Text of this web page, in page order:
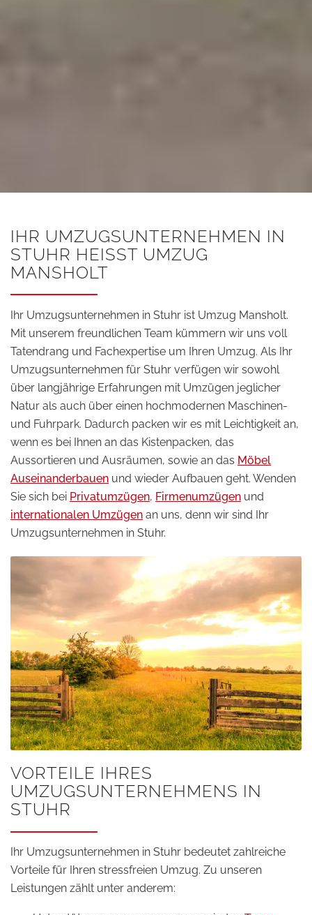
IHR UMZUGSUNTERNEHMEN IN
STUHR HEISST UMZUG M
ANSHOLT
Ihr Umzugsunternehmen in Stuhr ist Umzug Mansholt.
Mit unserem freundlichen Team kümmern wir uns voll
Tatendrang und Fachexpertise um Ihren Umzug. Als Ihr
Umzugsunternehmen für Stuhr verfügen wir sowohl
über langjährige Erfahrungen mit Umzügen jeglicher
Natur als auch über einen hochmodernen Maschinen-
und Fuhrpark. Dadurch packen wir es mit Leichtigkeit an,
wenn es bei Ihnen an das Kistenpacken, das
Aussortieren und Ausräumen, sowie an das Möbel
Auseinanderbauen und wieder Aufbauen geht. Wenden
Sie sich bei Privatumzügen, Firmenumzügen und
internationalen Umzügen an uns, denn wir sind Ihr
Umzugsunternehmen in Stuhr.
VORTEILE IHRES
UMZUGSUNTERNEHMENS IN
STUHR
Ihr Umzugsunternehmen in Stuhr bedeutet zahlreiche
Vorteile für Ihren stressfreien Umzug. Zu unseren
Leistungen zählt unter anderem: